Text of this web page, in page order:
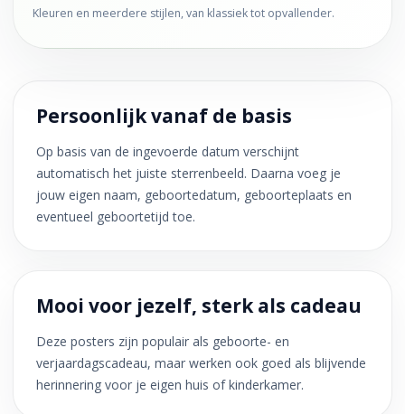
Kleuren en meerdere stijlen, van klassiek tot opvallender.
Persoonlijk vanaf de basis
Op basis van de ingevoerde datum verschijnt
automatisch het juiste sterrenbeeld. Daarna voeg je
jouw eigen naam, geboortedatum, geboorteplaats en
eventueel geboortetijd toe.
Mooi voor jezelf, sterk als cadeau
Deze posters zijn populair als geboorte- en
verjaardagscadeau, maar werken ook goed als blijvende
herinnering voor je eigen huis of kinderkamer.